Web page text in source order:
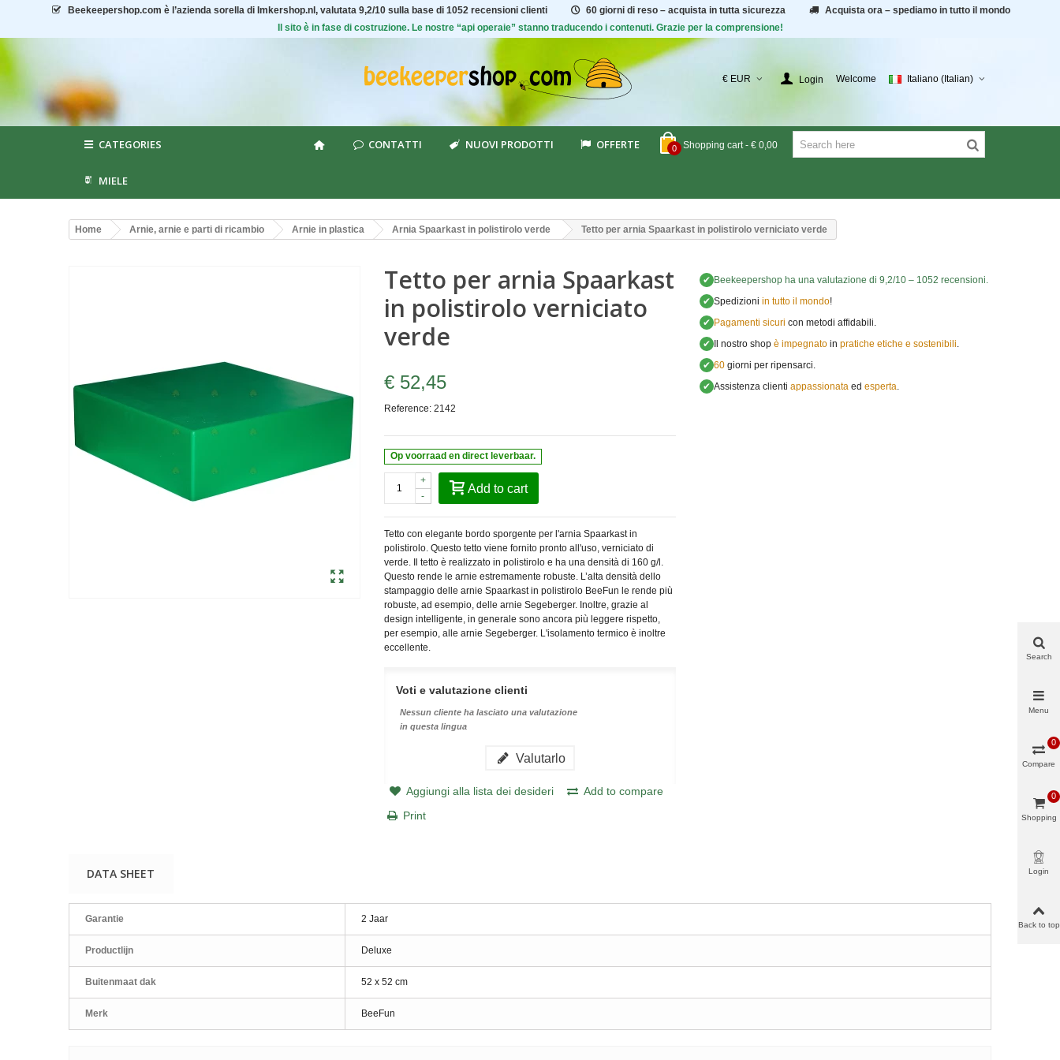
Beekeepershop.com è l’azienda sorella di Imkershop.nl, valutata 9,2/10 sulla base di 1052 recensioni clienti 60 giorni di reso – acquista in tutta sicurezza
Acquista ora – spediamo in tutto il mondo
Il sito è in fase di costruzione. Le nostre “api operaie” stanno traducendo i contenuti. Grazie per la comprensione!
€ EUR Login Welcome Italiano (Italian)
0 Shopping cart - € 0,00
CATEGORIES CONTATTI NUOVI PRODOTTI OFFERTE
MIELE
Home Arnie, arnie e parti di ricambio Arnie in plastica Arnia Spaarkast in polistirolo verde Tetto per arnia Spaarkast in polistirolo verniciato verde
Tetto per arnia Spaarkast
in polistirolo verniciato
verde
€ 52,45
Reference: 2142
Op voorraad en direct leverbaar.
-
+
Add to cart
Tetto con elegante bordo sporgente per l'arnia Spaarkast in
polistirolo. Questo tetto viene fornito pronto all'uso, verniciato di
verde. Il tetto è realizzato in polistirolo e ha una densità di 160 g/l.
Questo rende le arnie estremamente robuste. L’alta densità dello
stampaggio delle arnie Spaarkast in polistirolo BeeFun le rende più
robuste, ad esempio, delle arnie Segeberger. Inoltre, grazie al
design intelligente, in generale sono ancora più leggere rispetto,
per esempio, alle arnie Segeberger. L'isolamento termico è inoltre
eccellente.
Voti e valutazione clienti
Nessun cliente ha lasciato una valutazione
in questa lingua
Valutarlo
Aggiungi alla lista dei desideri
Add to compare
Print
✔ Beekeepershopha una valutazione di 9,2/10 –1052 recensioni.
✔ Spedizioni in tutto il mondo!
✔ Pagamenti sicuri con metodi affidabili.
✔ Il nostro shop è impegnatoin pratiche etiche e sostenibili.
✔ 60giorni per ripensarci.
✔ Assistenza clienti appassionataed esperta.
DATA SHEET
Garantie 2 Jaar
Productlijn Deluxe
Buitenmaat dak 52 x 52 cm
Merk BeeFun
Search
Menu
Compare
0
Shopping
0
Login
Back to top